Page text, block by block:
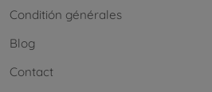
Conditión générales
Blog
Contact